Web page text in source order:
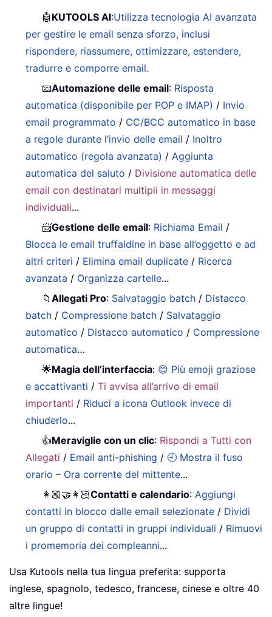
🤖 KUTOOLS AI:Utilizza tecnologia AI avanzata
per gestire le email senza sforzo, inclusi
rispondere, riassumere, ottimizzare, estendere,
tradurre e comporre email.
📧Automazione delle email: Risposta
automatica (disponibile per POP e IMAP) / Invio
email programmato / CC/BCC automatico in base
a regole durante l’invio delle email / Inoltro
automatico (regola avanzata) / Aggiunta
automatica del saluto / Divisione automatica delle
email con destinatari multipli in messaggi
individuali...
📨Gestione delle email: Richiama Email /
Blocca le email truffaldine in base all’oggetto e ad
altri criteri / Elimina email duplicate / Ricerca
avanzata / Organizza cartelle...
📁Allegati Pro: Salvataggio batch / Distacco
batch / Compressione batch / Salvataggio
automatico / Distacco automatico / Compressione
automatica…
🌟Magia dell’interfaccia: 😊 Più emoji graziose
e accattivanti /Ti avvisa all’arrivo di email
importanti / Riduci a icona Outlook invece di
chiuderlo...
👍Meraviglie con un clic: Rispondi a Tutti con
Allegati / Email anti-phishing / 🕘 Mostra il fuso
orario – Ora corrente del mittente...
👩🏼‍🤝‍👩🏻Contatti e calendario: Aggiungi
contatti in blocco dalle email selezionate / Dividi
un gruppo di contatti in gruppi individuali / Rimuovi
i promemoria dei compleanni...
Usa Kutools nella tua lingua preferita: supporta
inglese, spagnolo, tedesco, francese, cinese e oltre 40
altre lingue!